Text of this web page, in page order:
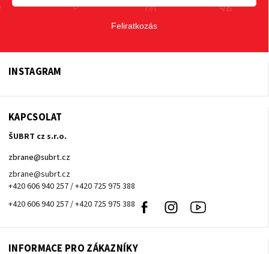
Feliratkozás
INSTAGRAM
KAPCSOLAT
ŠUBRT cz s.r.o.
zbrane@subrt.cz
zbrane@subrt.cz
+420 606 940 257 / +420 725 975 388
+420 606 940 257 / +420 725 975 388
Facebook Instagram
INFORMACE PRO ZÁKAZNÍKY